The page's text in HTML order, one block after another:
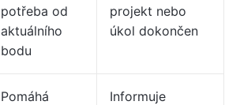
potřeba od
aktuálního
bodu
projekt nebo
úkol dokončen
Pomáhá
Informuje